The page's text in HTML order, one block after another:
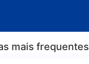
mais frequentes